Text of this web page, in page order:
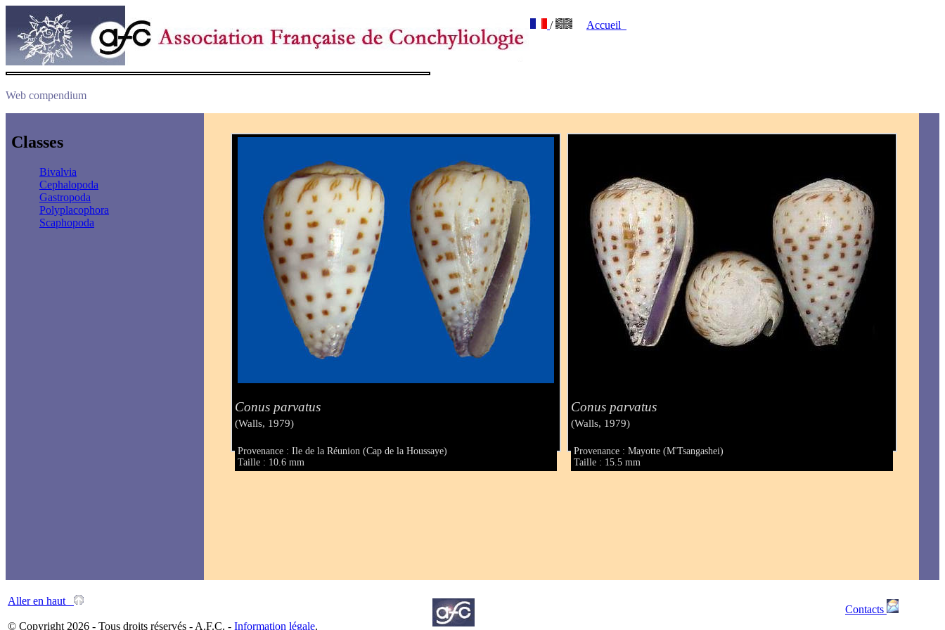
/ Accueil
Web compendium
Classes
Bivalvia
Cephalopoda
Gastropoda
Polyplacophora
Scaphopoda
Conus parvatus
(Walls, 1979)
Provenance : Ile de la Réunion (Cap de la Houssaye)
Taille : 10.6 mm
Conus parvatus
(Walls, 1979)
Provenance : Mayotte (M'Tsangashei)
Taille : 15.5 mm
Aller en haut
© Copyright 2026 - Tous droits réservés - A.F.C. - Information légale.
Contacts